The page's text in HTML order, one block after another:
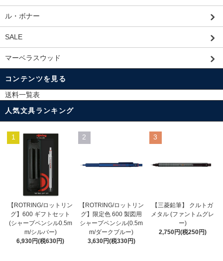
ル・ボナー
SALE
マーベラスウッド
コンテンツを見る
送料一覧表
人気文具ランキング
1
【ROTRING/ロットリン
グ】600 ギフトセット
(シャープペンシル0.5m
m/シルバー)
6,930円(税630円)
2
【ROTRING/ロットリン
グ】限定色 600 製図用
シャープペンシル(0.5m
m/ダークブルー)
3,630円(税330円)
3
【三菱鉛筆】 クルトガ
メタル (ファントムグレ
ー)
2,750円(税250円)